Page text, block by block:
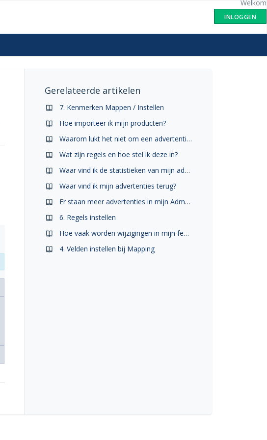
Welkom
INLOGGEN
Gerelateerde artikelen
7. Kenmerken Mappen / Instellen
Hoe importeer ik mijn producten?
Waarom lukt het niet om een advertentie te plaatsen?
Wat zijn regels en hoe stel ik deze in?
Waar vind ik de statistieken van mijn advertenties?
Waar vind ik mijn advertenties terug?
Er staan meer advertenties in mijn Admarkt account dan in mijn Marktfeed account. Hoe kan dit?
6. Regels instellen
Hoe vaak worden wijzigingen in mijn feed verwerkt?
4. Velden instellen bij Mapping